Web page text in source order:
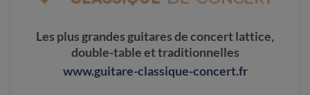
Les plus grandes guitares de concert lattice,
double-table et traditionnelles
www.guitare-classique-concert.fr